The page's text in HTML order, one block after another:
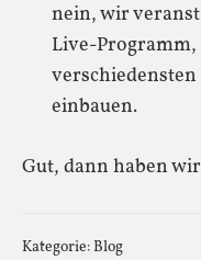
nein, wir
Live-
einbauen.
Gut, dann haben
Kategorie:Blog